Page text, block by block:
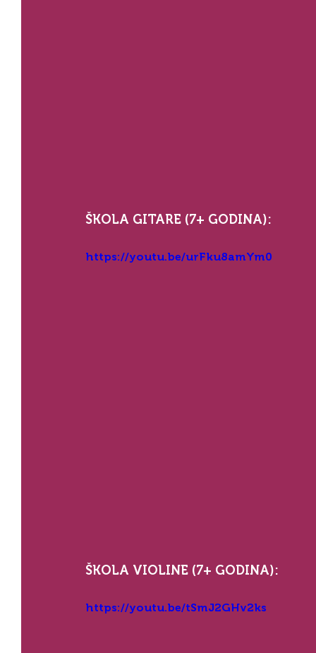
ŠKOLA GITARE (7+ GODINA):
https://youtu.be/urFku8amYm0
ŠKOLA VIOLINE (7+ GODINA):
https://youtu.be/tSmJ2GHv2ks